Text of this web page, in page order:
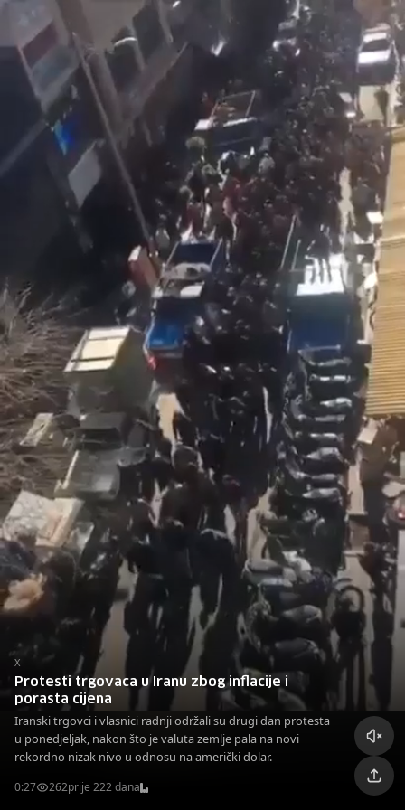
X
Protesti trgovaca u Iranu zbog inflacije i
porasta cijena
Iranski trgovci i vlasnici radnji održali su drugi dan protesta
u ponedjeljak, nakon što je valuta zemlje pala na novi
rekordno nizak nivo u odnosu na američki dolar.
0:27 262prije 222 dana